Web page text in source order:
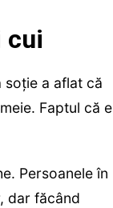
cui
soție a aflat că
Faptul că e
Persoanele în
dar făcând